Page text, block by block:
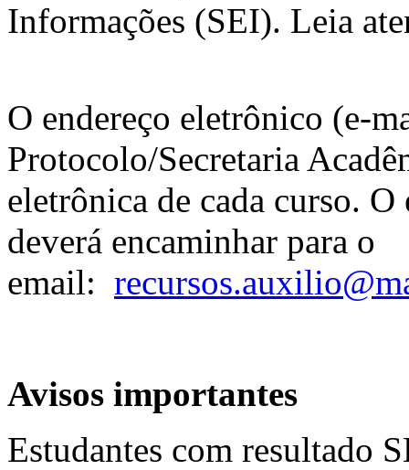
Informações (SEI). Leia
O endereço eletrônico (e-
Protocolo/Secretaria
eletrônica de cada curso.
deverá encaminhar para o
email:
Avisos importantes
Estudantes com resultado